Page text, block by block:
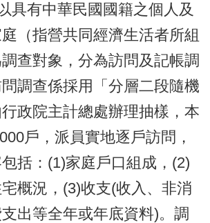
具有中華民國國籍之個人及
（指營共同經濟生活者所組
查對象，分為訪問及記帳調
調查係採用「分層二段隨機
政院主計總處辦理抽樣，本
戶，派員實地逐戶訪問，
括：(1)家庭戶口組成，(2)
概況，(3)收支(收入、非消
出等全年或年底資料)。調